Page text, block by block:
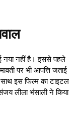
नया नहीं है। इससे पहले
पर भी आपत्ति जताई
इस फिल्म का टाइटल
लीला भंसाली ने किया